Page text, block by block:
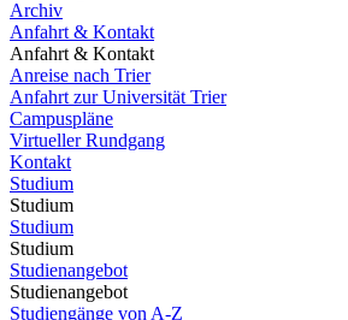
Archiv
Anfahrt & Kontakt
Anfahrt & Kontakt
Anreise nach Trier
Anfahrt zur Universität Trier
Campuspläne
Virtueller Rundgang
Kontakt
Studium
Studium
Studium
Studium
Studienangebot
Studienangebot
Studiengänge von A-Z